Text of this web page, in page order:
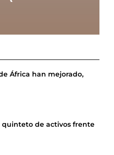
África han mejorado,
quinteto de activos frente